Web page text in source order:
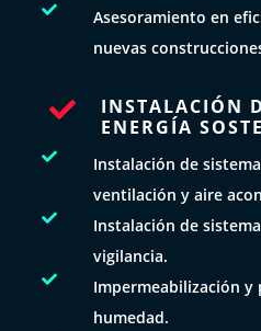

Asesoramiento en
nuevas

INSTALACIÓN
ENERGÍA

Instalación de
ventilación y aire

Instalación de
vigilancia.

Impermeabilización
humedad.